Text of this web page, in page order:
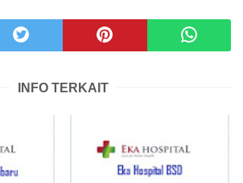
INFO TERKAIT